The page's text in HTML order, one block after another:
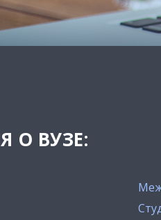
О ВУЗЕ: